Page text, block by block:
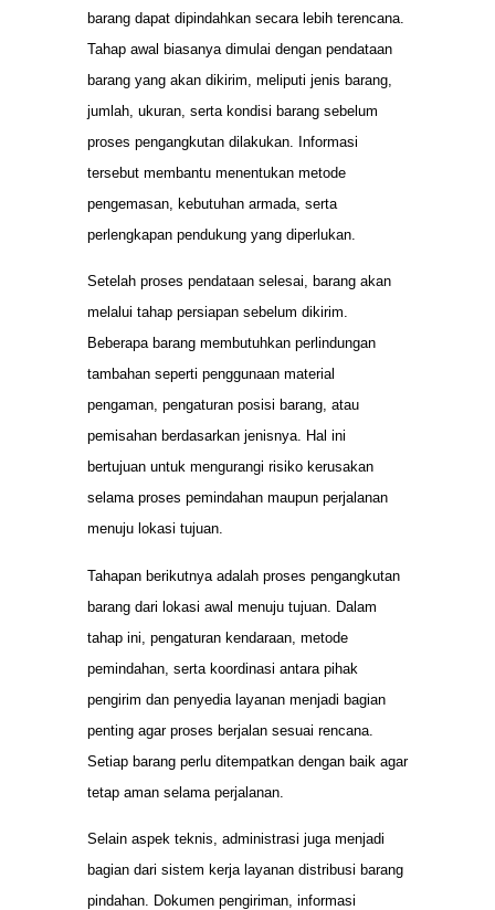
barang dapat dipindahkan secara lebih terencana.
Tahap awal biasanya dimulai dengan pendataan
barang yang akan dikirim, meliputi jenis barang,
jumlah, ukuran, serta kondisi barang sebelum
proses pengangkutan dilakukan. Informasi
tersebut membantu menentukan metode
pengemasan, kebutuhan armada, serta
perlengkapan pendukung yang diperlukan.
Setelah proses pendataan selesai, barang akan
melalui tahap persiapan sebelum dikirim.
Beberapa barang membutuhkan perlindungan
tambahan seperti penggunaan material
pengaman, pengaturan posisi barang, atau
pemisahan berdasarkan jenisnya. Hal ini
bertujuan untuk mengurangi risiko kerusakan
selama proses pemindahan maupun perjalanan
menuju lokasi tujuan.
Tahapan berikutnya adalah proses pengangkutan
barang dari lokasi awal menuju tujuan. Dalam
tahap ini, pengaturan kendaraan, metode
pemindahan, serta koordinasi antara pihak
pengirim dan penyedia layanan menjadi bagian
penting agar proses berjalan sesuai rencana.
Setiap barang perlu ditempatkan dengan baik agar
tetap aman selama perjalanan.
Selain aspek teknis, administrasi juga menjadi
bagian dari sistem kerja layanan distribusi barang
pindahan. Dokumen pengiriman, informasi